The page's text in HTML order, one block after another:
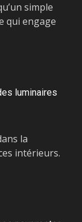
simple
qui engage
luminaires
la
intérieurs.